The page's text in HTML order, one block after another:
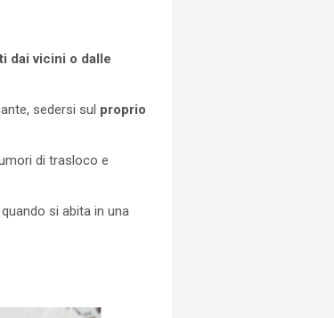
dai vicini o dalle
sedersi sul proprio
di trasloco e
si abita in una